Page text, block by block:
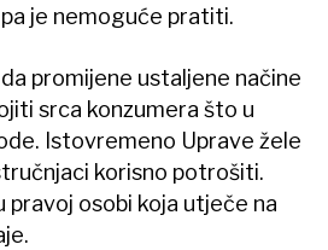
je nemoguće pratiti.
promijene ustaljene načine
srca konzumera što u
Istovremeno Uprave žele
korisno potrošiti.
osobi koja utječe na